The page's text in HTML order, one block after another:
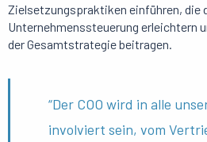
Zielsetzungspraktiken einführen, die
Unternehmenssteuerung erleichtern
der Gesamtstrategie beitragen.
“Der COO wird in alle
involviert sein, vom